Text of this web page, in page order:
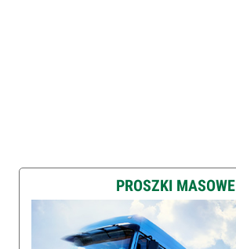
PROSZKI MASOWE